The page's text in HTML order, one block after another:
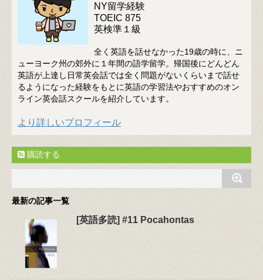
NY留学経験
TOEIC 875
英検準１級
全く英語を話せなかった19歳の時に、ニ
ューヨーク州の郊外に１年間の語学留学。帰国後にどんどん
英語が上達し日常英会話では全く問題がないくらいまで話せ
るようになった経験をもとに英語の学習法やおすすめのオン
ライン英会話スクールを紹介しています。
より詳しいプロフィール
購読する
最新の記事一覧
[英語多読] #11 Pocahontas